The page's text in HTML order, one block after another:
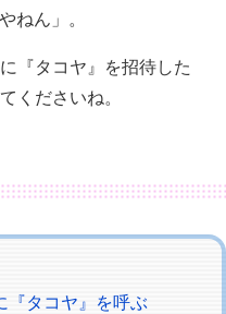
ねん」。
『タコヤ』を招待した
くださいね。
『タコヤ』を呼ぶ